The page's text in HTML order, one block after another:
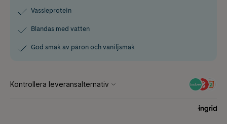
Vassleprotein
Blandas med vatten
God smak av päron och vaniljsmak